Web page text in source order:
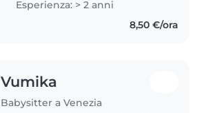
Esperienza: > 2 anni
8,50 €/ora
Vumika
Babysitter a Venezia